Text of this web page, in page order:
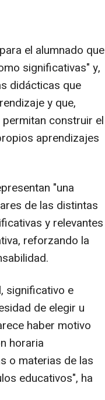
el alumnado que
significativas" y,
didácticas que
y que,
construir el
aprendizajes
"una
de las distintas
y relevantes
reforzando la
significativo e
de elegir u
haber motivo
horaria
o materias de las
educativos", ha